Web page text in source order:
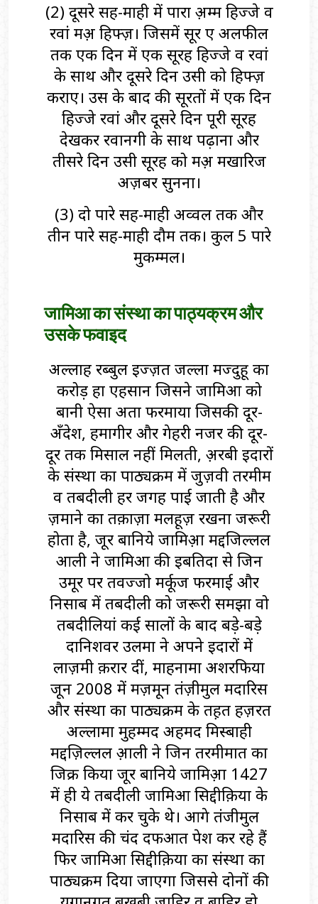
(2) दूसरे सह-माही में पारा अ़म्म हिज्जे व
रवां मअ़ हिफ्ज़। जिसमें सूर ए अलफील
तक एक दिन में एक सूरह हिज्जे व रवां
के साथ और दूसरे दिन उसी को हिफ्ज़
कराए। उस के बाद की सूरतों में एक दिन
हिज्जे रवां और दूसरे दिन पूरी सूरह
देखकर रवानगी के साथ पढ़ाना और
तीसरे दिन उसी सूरह को मअ़ मखारिज
अज़बर सुनना।
(3) दो पारे सह-माही अव्वल तक और
तीन पारे सह-माही दौम तक। कुल 5 पारे
मुकम्मल।
जामिआ का संस्था का पाठ्यक्रम और
उसके फवाइद
अल्लाह रब्बुल इज्ज़त जल्ला मज्दुहू का
करोड़ हा एहसान जिसने जामिआ को
बानी ऐसा अता फरमाया जिसकी दूर-
अँदेश, हमागीर और गेहरी नजर की दूर-
दूर तक मिसाल नहीं मिलती, अ़रबी इदारों
के संस्था का पाठ्यक्रम में जुज़वी तरमीम
व तबदीली हर जगह पाई जाती है और
ज़माने का तक़ाज़ा मलहूज़ रखना जरूरी
होता है, हुजूर बानिये जामिअ़ा मद्दजिल्लहुल
आली ने जामिआ की इबतिदा से जिन
उमूर पर तवज्जो मर्कूज फरमाई और
निसाब में तबदीली को जरूरी समझा वो
तबदीलियां कई सालों के बाद बड़े-बड़े
दानिशवर उलमा ने अपने इदारों में
लाज़मी क़रार दीं, माहनामा अशरफिया
जून 2008 में मज़मून तंज़ीमुल मदारिस
और संस्था का पाठ्यक्रम के तह़त हज़रत
अल्लामा मुहम्मद अहमद मिस्बाही
मद्दज़िल्लहुल अ़ाली ने जिन तरमीमात का
जिक्र किया हुजूर बानिये जामिअ़ा 1427
में ही ये तबदीली जामिआ सिद्दीक़िया के
निसाब में कर चुके थे। आगे तंजीमुल
मदारिस की चंद दफआत पेश कर रहे हैं
फिर जामिआ सिद्दीक़िया का संस्था का
पाठ्यक्रम दिया जाएगा जिससे दोनों की